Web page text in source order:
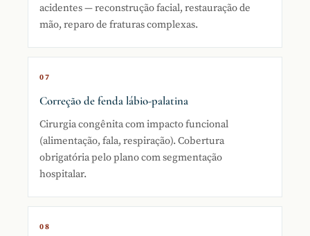
acidentes — reconstrução facial, restauração de
mão, reparo de fraturas complexas.
07
Correção de fenda lábio-palatina
Cirurgia congênita com impacto funcional
(alimentação, fala, respiração). Cobertura
obrigatória pelo plano com segmentação
hospitalar.
08